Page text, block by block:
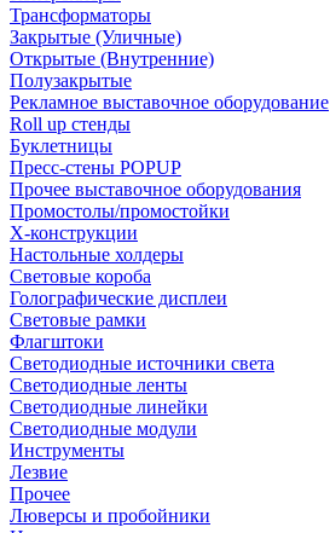
Трансформаторы
Закрытые (Уличные)
Открытые (Внутренние)
Полузакрытые
Рекламное выставочное оборудование
Roll up стенды
Буклетницы
Пресс-стены POPUP
Прочее выставочное оборудования
Промостолы/промостойки
Х-конструкции
Настольные холдеры
Световые короба
Голографические дисплеи
Световые рамки
Флагштоки
Светодиодные источники света
Светодиодные ленты
Светодиодные линейки
Светодиодные модули
Инструменты
Лезвие
Прочее
Люверсы и пробойники